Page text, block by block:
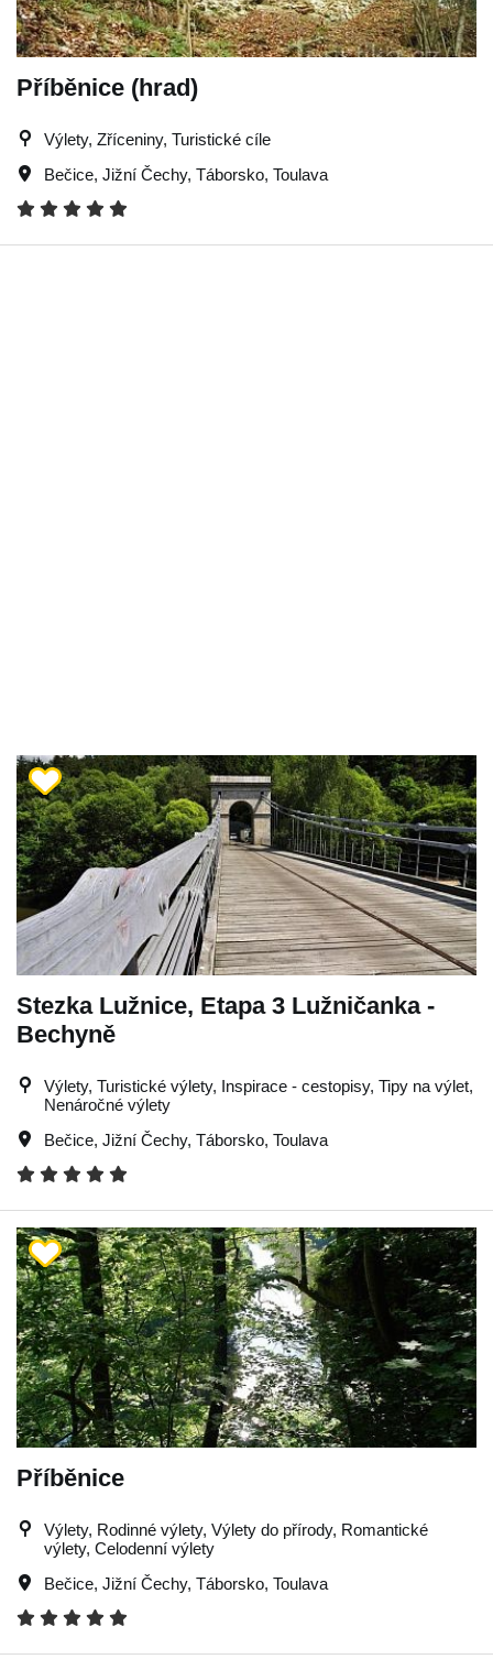
Příběnice (hrad)
Výlety, Zříceniny, Turistické cíle
Bečice, Jižní Čechy, Táborsko, Toulava
Stezka Lužnice, Etapa 3 Lužničanka -
Bechyně
Výlety, Turistické výlety, Inspirace - cestopisy, Tipy na výlet,
Nenáročné výlety
Bečice, Jižní Čechy, Táborsko, Toulava
Příběnice
Výlety, Rodinné výlety, Výlety do přírody, Romantické
výlety, Celodenní výlety
Bečice, Jižní Čechy, Táborsko, Toulava